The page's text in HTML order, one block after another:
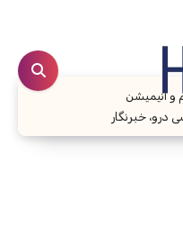
و انیمیشن
درو، خبرنگار